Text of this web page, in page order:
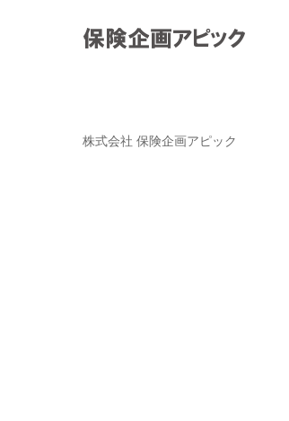
株式会社 保険企画アピック